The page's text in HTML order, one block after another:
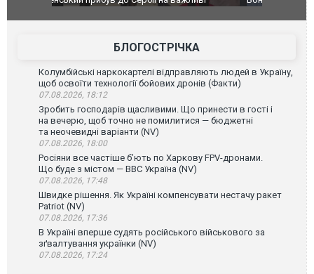
зневажливих слів про українських захисників.
порт: над
ВІДЕО
БЛОГОСТРІЧКА
Колумбійські наркокартелі відправляють людей в Україну,
щоб освоїти технології бойових дронів (Факти)
07.08.2026, 18:12
Зробить господарів щасливими. Що принести в гості і
на вечерю, щоб точно не помилитися — бюджетні
та неочевидні варіанти (NV)
07.08.2026, 18:00
Росіяни все частіше бʼють по Харкову FPV-дронами.
Що буде з містом — ВВС Україна (NV)
07.08.2026, 17:48
Швидке рішення. Як Україні компенсувати нестачу ракет
Patriot (NV)
07.08.2026, 17:36
В Україні вперше судять російського військового за
зґвалтування українки (NV)
07.08.2026, 17:24